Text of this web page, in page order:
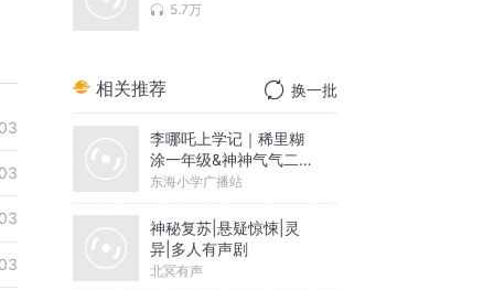
5.7万
相关推荐 换一批
李哪吒上学记｜稀里糊
涂一年级&神神气气二年
级
东海小学广播站
神秘复苏|悬疑惊悚|灵
异|多人有声剧
北冥有声